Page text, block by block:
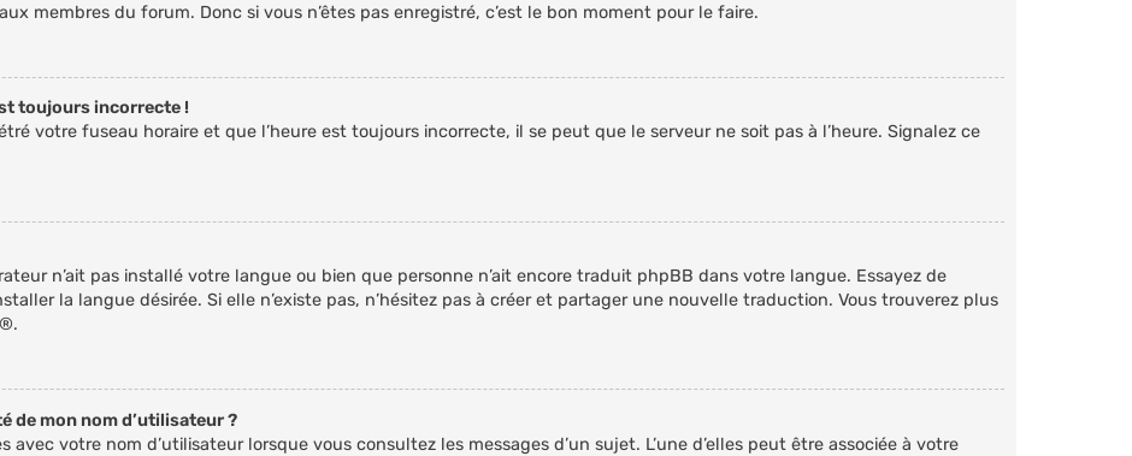
membres du forum. Donc si vous n’êtes pas enregistré, c’est le bon moment pour le faire.
toujours incorrecte !
votre fuseau horaire et que l’heure est toujours incorrecte, il se peut que le serveur ne soit pas à l’heure. Signalez ce
n’ait pas installé votre langue ou bien que personne n’ait encore traduit phpBB dans votre langue. Essayez de
la langue désirée. Si elle n’existe pas, n’hésitez pas à créer et partager une nouvelle traduction. Vous trouverez plus
®.
de mon nom d’utilisateur ?
votre nom d’utilisateur lorsque vous consultez les messages d’un sujet. L’une d’elles peut être associée à votre